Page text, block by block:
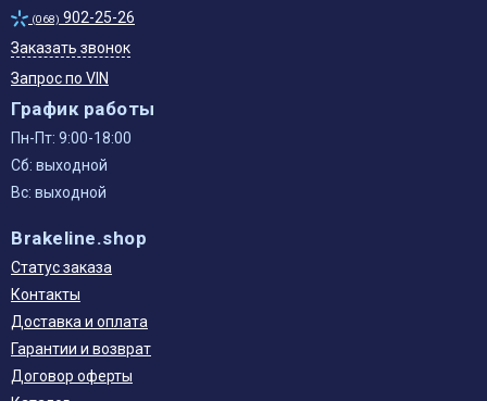
(068) 902-25-26
Заказать звонок
Запрос по VIN
График работы
Пн-Пт: 9:00-18:00
Сб: выходной
Вс: выходной
Brakeline.shop
Статус заказа
Контакты
Доставка и оплата
Гарантии и возврат
Договор оферты